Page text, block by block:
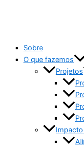
Sobre
O que fazemos
Projetos